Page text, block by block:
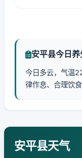
安平县今日养
今日多云，气温
律作息、合理饮
安平县天气